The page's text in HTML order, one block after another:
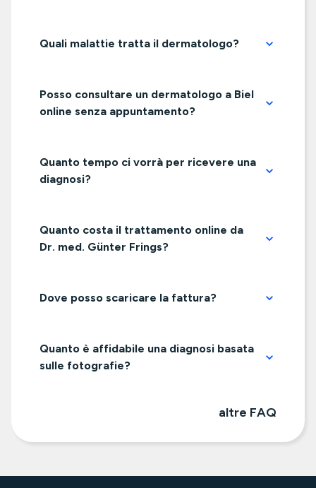
Quali malattie tratta il dermatologo?
Posso consultare un dermatologo a Biel
online senza appuntamento?
Quanto tempo ci vorrà per ricevere una
diagnosi?
Quanto costa il trattamento online da
Dr. med. Günter Frings?
Dove posso scaricare la fattura?
Quanto è affidabile una diagnosi basata
sulle fotografie?
altre FAQ